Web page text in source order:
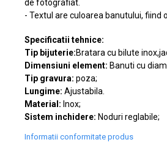
de fotografiat.
- Textul are culoarea banutului, fiind
Specificatii tehnice:
Tip bijuterie:Bratara cu bilute
Dimensiuni element: Banuti cu
Tip gravura: poza;
Lungime: Ajustabila.
Material: Inox;
Sistem inchidere: Noduri reglabile;
Informatii conformitate produs